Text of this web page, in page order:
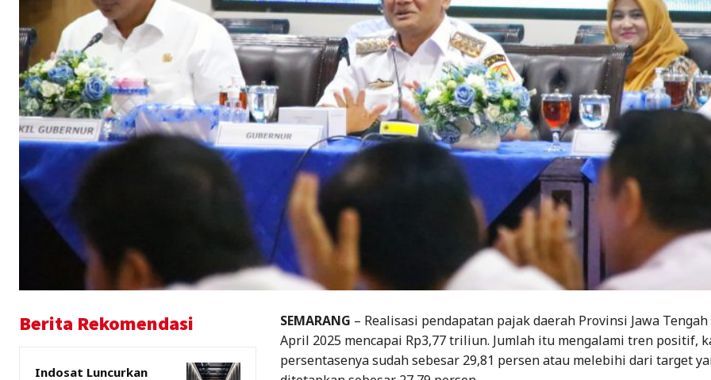
Berita Rekomendasi
Indosat Luncurkan
SEMARANG – Realisasi pendapatan pajak daerah Provinsi Jawa
April 2025 mencapai Rp3,77 triliun. Jumlah itu mengalami tren positif,
persentasenya sudah sebesar 29,81 persen atau melebihi dari target